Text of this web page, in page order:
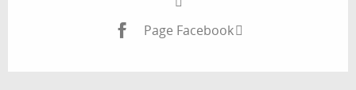
Page Facebook